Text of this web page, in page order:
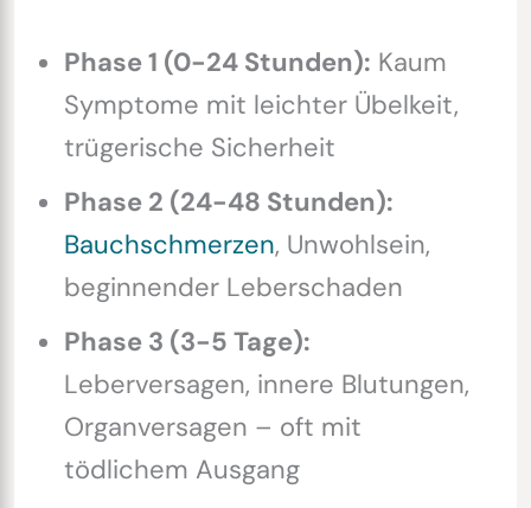
Phase 1 (0-24 Stunden): Kaum
Symptome mit leichter Übelkeit,
trügerische Sicherheit
Phase 2 (24-48 Stunden):
Bauchschmerzen, Unwohlsein,
beginnender Leberschaden
Phase 3 (3-5 Tage):
Leberversagen, innere Blutungen,
Organversagen – oft mit
tödlichem Ausgang